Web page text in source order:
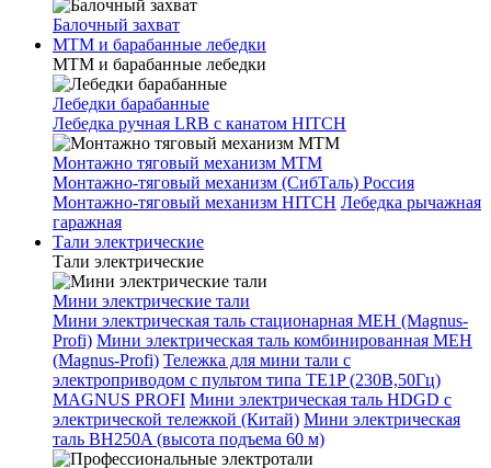
Балочный захват
МТМ и барабанные лебедки
МТМ и барабанные лебедки
Лебедки барабанные
Лебедка ручная LRB с канатом HITCH
Монтажно тяговый механизм МТМ
Монтажно-тяговый механизм (СибТаль) Россия
Монтажно-тяговый механизм HITCH Лебедка рычажная
гаражная
Тали электрические
Тали электрические
Мини электрические тали
Мини электрическая таль стационарная МЕН (Magnus-
Profi) Мини электрическая таль комбинированная МЕН
(Magnus-Profi) Тележка для мини тали с
электроприводом с пультом типа TE1P (230В,50Гц)
MAGNUS PROFI Мини электрическая таль HDGD с
электрической тележкой (Китай) Мини электрическая
таль BH250A (высота подъема 60 м)